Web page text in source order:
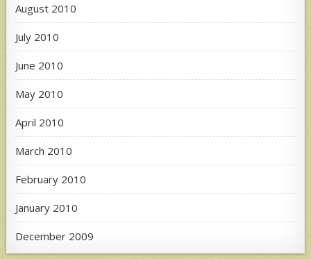
August 2010
July 2010
June 2010
May 2010
April 2010
March 2010
February 2010
January 2010
December 2009